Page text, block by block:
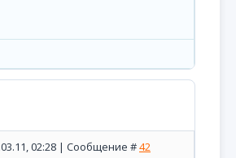
02:28 | Сообщение #42